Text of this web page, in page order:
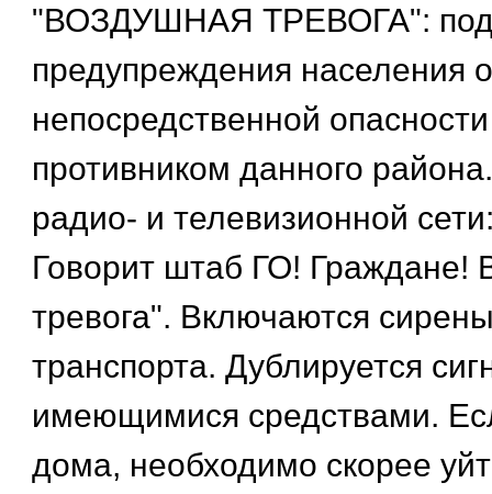
"ВОЗДУШНАЯ ТРЕВОГА":
предупреждения населения
непосредственной
противником данного
радио- и телевизионной
Говорит штаб ГО! Граждане!
тревога". Включаются
транспорта. Дублируется
имеющимися средствами.
дома, необходимо скорее